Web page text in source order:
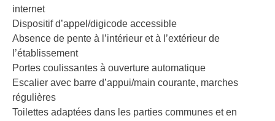
internet
Dispositif d’appel/digicode accessible
Absence de pente à l’intérieur et à l’extérieur de
l’établissement
Portes coulissantes à ouverture automatique
Escalier avec barre d’appui/main courante, marches
régulières
Toilettes adaptées dans les parties communes et en